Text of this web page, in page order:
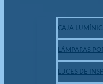
CAJA
LÁMPARAS
LUCES DE